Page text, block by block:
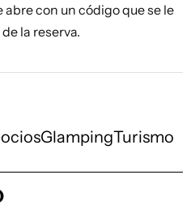
abre con un código que se le
la reserva.
GlampingTurismo